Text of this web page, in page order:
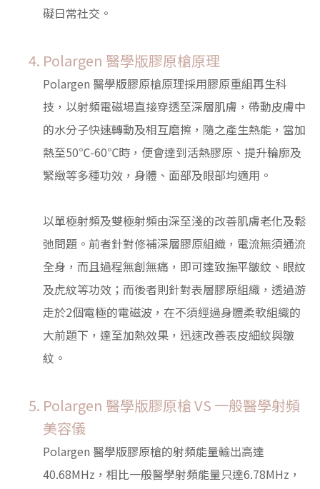
礙日常社交。
Polargen 醫學版膠原槍原理
Polargen 醫學版膠原槍原理採用膠原重組再生科
技，以射頻電磁場直接穿透至深層肌膚，帶動皮膚中
的水分子快速轉動及相互磨擦，隨之產生熱能，當加
熱至50℃-60℃時，便會達到活熱膠原、提升輪廓及
緊緻等多種功效，身體、面部及眼部均適用。
以單極射頻及雙極射頻由深至淺的改善肌膚老化及鬆
弛問題。前者針對修補深層膠原組織，電流無須通流
全身，而且過程無創無痛，即可達致撫平皺紋、眼紋
及虎紋等功效；而後者則針對表層膠原組織，透過游
走於2個電極的電磁波，在不須經過身體柔軟組織的
大前題下，達至加熱效果，迅速改善表皮細紋與皺
紋。
Polargen 醫學版膠原槍 VS 一般醫學射頻
美容儀
Polargen 醫學版膠原槍的射頻能量輸出高達
40.68MHz，相比一般醫學射頻能量只達6.78MHz，